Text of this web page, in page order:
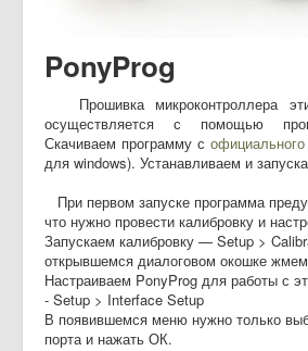
PonyProg
Прошивка микроконтроллера
осуществляется с помощью
Скачиваем программу с
для windows). Устанавливаем и
При первом запуске программа
что нужно провести калибровку и
Запускаем калибровку — Setup >
открывшемся диалоговом окошке
Настраиваем PonyProg для работы с
- Setup > Interface Setup
В появившемся меню нужно только
порта и нажать ОК.